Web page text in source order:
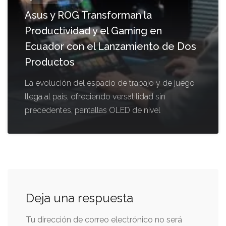
Asus y ROG Transforman la
Productividad y el Gaming en
Ecuador con el Lanzamiento de Dos
Productos
La evolución del espacio de trabajo y de juego
llega al país, ofreciendo versatilidad sin
precedentes, pantallas OLED de nivel
Deja una respuesta
Tu dirección de correo electrónico no será